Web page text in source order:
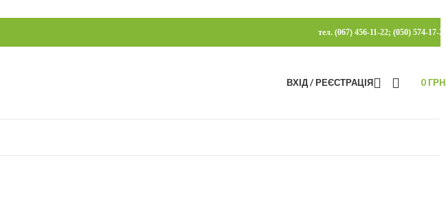
тел. (067) 456-11-22; (050) 574-17-
ВХІД / РЕЄСТРАЦІЯ 0